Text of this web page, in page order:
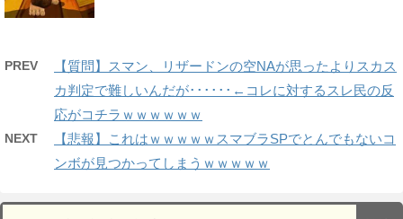
PREV
【質問】スマン、リザードンの空NAが思ったよりスカス
カ判定で難しいんだが･･････←コレに対するスレ民の反
応がコチラｗｗｗｗｗｗ
NEXT
【悲報】これはｗｗｗｗｗスマブラSPでとんでもないコ
ンボが見つかってしまうｗｗｗｗｗ